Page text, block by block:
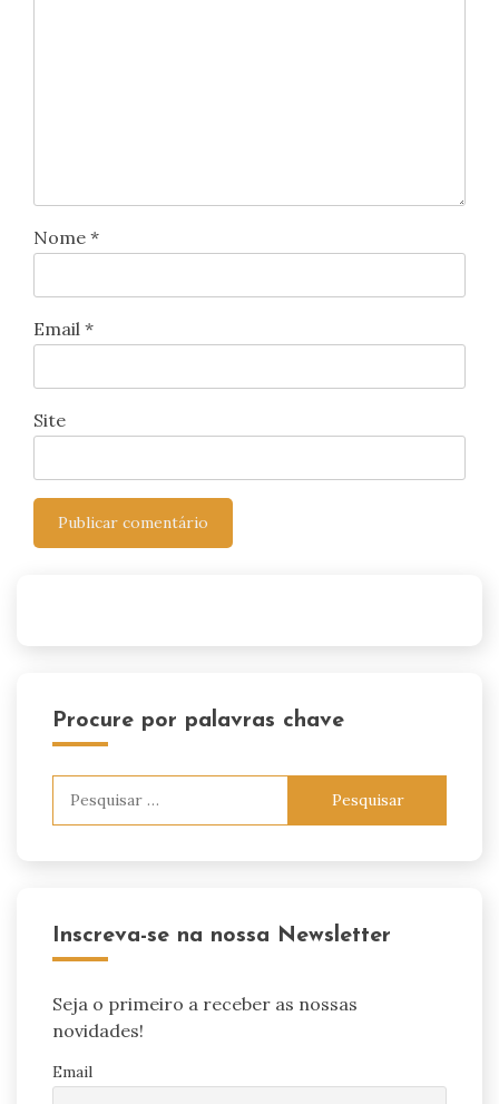
Nome *
Email *
Site
Procure por palavras chave
Inscreva-se na nossa Newsletter
Seja o primeiro a receber as nossas
novidades!
Email